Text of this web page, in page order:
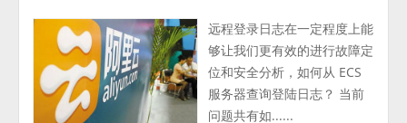
远程登录日志在一定程度上能
够让我们更有效的进行故障定
位和安全分析，如何从 ECS
服务器查询登陆日志？ 当前
问题共有如......